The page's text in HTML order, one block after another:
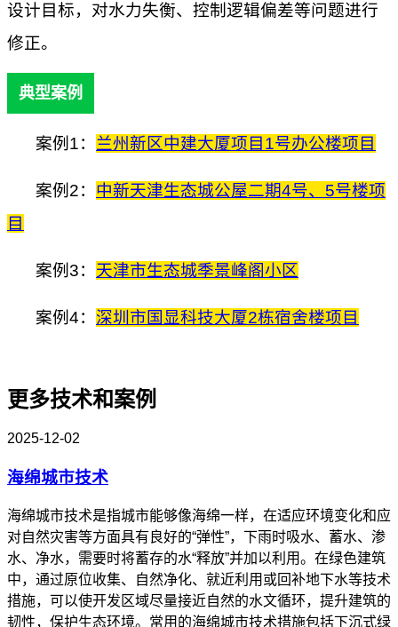
设计目标，对水力失衡、控制逻辑偏差等问题进行
修正。
典型案例
案例1： 兰州新区中建大厦项目1号办公楼项目
案例2： 中新天津生态城公屋二期4号、5号楼项
目
案例3： 天津市生态城季景峰阁小区
案例4： 深圳市国显科技大厦2栋宿舍楼项目
更多技术和案例
2025-12-02
海绵城市技术
海绵城市技术是指城市能够像海绵一样，在适应环境变化和应
对自然灾害等方面具有良好的“弹性”，下雨时吸水、蓄水、渗
水、净水，需要时将蓄存的水“释放”并加以利用。在绿色建筑
中，通过原位收集、自然净化、就近利用或回补地下水等技术
措施，可以使开发区域尽量接近自然的水文循环，提升建筑的
韧性，保护生态环境。常用的海绵城市技术措施包括下沉式绿